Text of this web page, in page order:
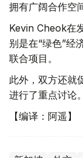
拥有广阔合作空
Kevin Cheok在
别是在“绿色”经
联合项目。
此外，双方还就
进行了重点讨论。
【编译：阿遥】